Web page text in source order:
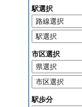
駅選択
市区選択
駅歩分